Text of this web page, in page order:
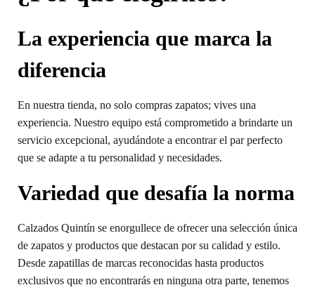
La experiencia que marca la
diferencia
En nuestra tienda, no solo compras zapatos; vives una
experiencia. Nuestro equipo está comprometido a brindarte un
servicio excepcional, ayudándote a encontrar el par perfecto
que se adapte a tu personalidad y necesidades.
Variedad que desafía la norma
Calzados Quintín se enorgullece de ofrecer una selección única
de zapatos y productos que destacan por su calidad y estilo.
Desde zapatillas de marcas reconocidas hasta productos
exclusivos que no encontrarás en ninguna otra parte, tenemos